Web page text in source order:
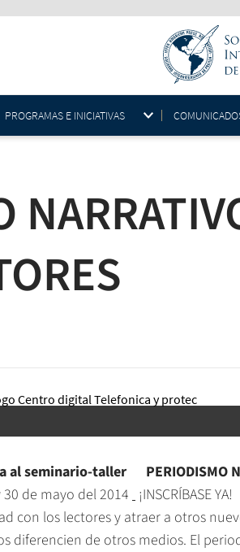
PROGRAMAS E INICIATIVAS
al seminario-taller
PERIODISMO
30 de mayo del 2014 ¡INSCRÍBASE
con los lectores y atraer a otros
diferencien de otros medios. El